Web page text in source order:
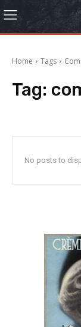
Home Tags
Tag:
No posts to